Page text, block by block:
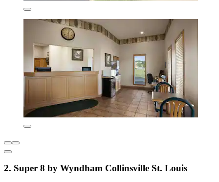
2. Super 8 by Wyndham Collinsville St. Louis